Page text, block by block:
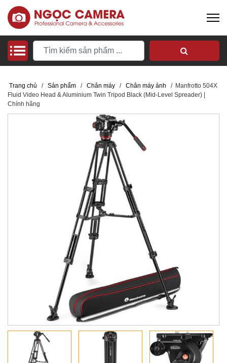
Trang chủ / Sản phẩm / Chân máy / Chân máy ảnh / Manfrotto 504X
Fluid Video Head & Aluminium Twin Tripod Black (Mid-Level Spreader) |
Chính hãng